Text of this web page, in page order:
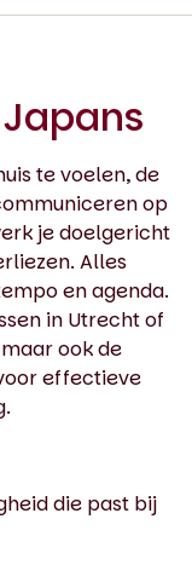
te voelen, de
op
je doelgericht
Alles
en agenda.
in Utrecht of
ook de
effectieve
die past bij